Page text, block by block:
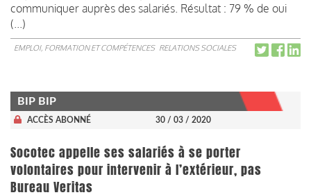
communiquer auprès des salariés. Résultat : 79 % de oui
(...)
EMPLOI, FORMATION ET COMPÉTENCES RELATIONS SOCIALES
BIP BIP
ACCÈS ABONNÉ 30 / 03 / 2020
Socotec appelle ses salariés à se porter
volontaires pour intervenir à l’extérieur, pas
Bureau Veritas